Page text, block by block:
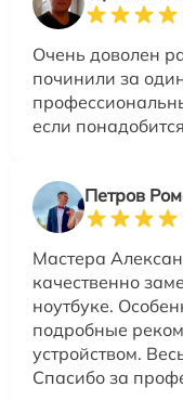
Очень доволен
починили за
если
Петров
Мастера
качественно
ноутбуке.
подробные
устройством.
Спасибо за